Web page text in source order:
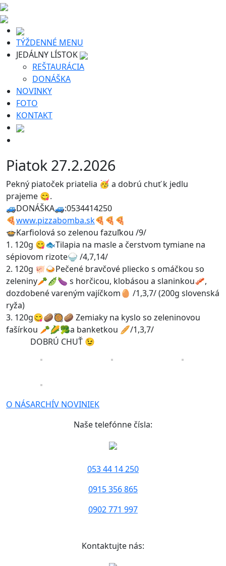
TÝŽDENNÉ MENU
JEDÁLNY LÍSTOK
REŠTAURÁCIA
DONÁŠKA
NOVINKY
FOTO
KONTAKT
Piatok 27.2.2026
Pekný piatoček priatelia 🥳 a dobrú chuť k jedlu
prajeme 😋.
🚙DONÁŠKA🚙:0534414250
🍕www.pizzabomba.sk🍕🍕🍕
🍲Karfiolová so zelenou fazuľkou /9/
1. 120g 😋🐟Tilapia na masle a čerstvom tymiane na
sépiovom rizote🍚 /4,7,14/
2. 120g 🐖🍛Pečené bravčové pliecko s omáčkou so
zeleniny🥕🫛🍆 s horčicou, klobásou a slaninkou🥓,
dozdobené vareným vajíčkom🥚 /1,3,7/ (200g slovenská
ryža)
3. 120g😋🥔🥘🥔 Zemiaky na kyslo so zeleninovou
fašírkou 🥕🌽🥦a banketkou 🥖/1,3,7/
DOBRÚ CHUŤ 😉
O NÁSARCHÍV NOVINIEK
Naše telefónne čísla:
053 44 14 250
0915 356 865
0902 771 997
Kontaktujte nás: